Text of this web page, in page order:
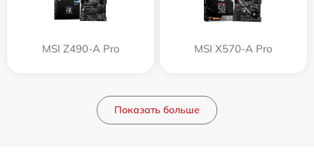
MSI Z490-A Pro MSI X570-A Pro
Показать больше